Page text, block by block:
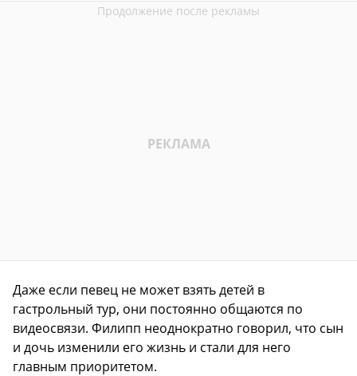
Даже если певец не может взять детей в
гастрольный тур, они постоянно общаются по
видеосвязи. Филипп неоднократно говорил, что сын
и дочь изменили его жизнь и стали для него
главным приоритетом.